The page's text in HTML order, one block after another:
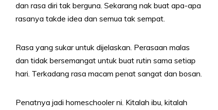
dan rasa diri tak berguna. Sekarang nak buat apa-apa
rasanya takde idea dan semua tak sempat.
Rasa yang sukar untuk dijelaskan. Perasaan malas
dan tidak bersemangat untuk buat rutin sama setiap
hari. Terkadang rasa macam penat sangat dan bosan.
Penatnya jadi homeschooler ni. Kitalah ibu, kitalah